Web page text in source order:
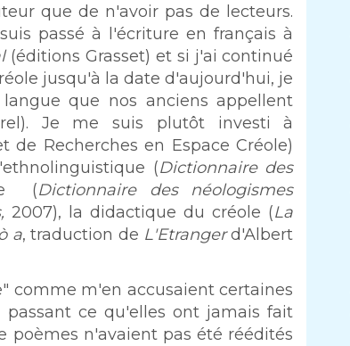
que de n'avoir pas de lecteurs.
passé à l'écriture en français à
(éditions Grasset) et si j'ai continué
jusqu'à la date d'aujourd'hui, je
que nos anciens appellent
Je me suis plutôt investi à
de Recherches en Espace Créole)
(Dictionnaire des
(Dictionnaire des néologismes
2007), la didactique du créole (La
a, traduction de L'Etrangerd'Albert
comme m'en accusaient certaines
ce qu'elles ont jamais fait
poèmes n'avaient pas été réédités